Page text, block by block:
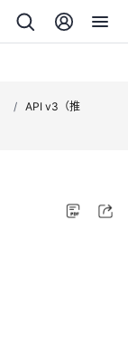
/ API v3（推